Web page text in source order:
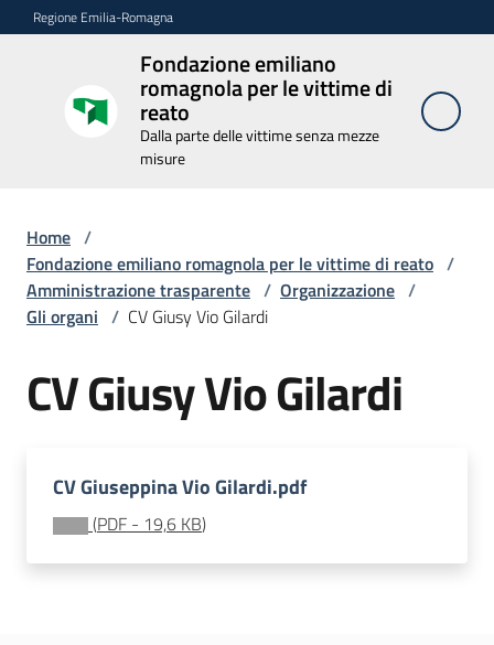
Vai al contenuto
Vai alla navigazione
Vai al footer
Regione Emilia-Romagna
Fondazione emiliano
romagnola per le vittime di
reato
Dalla parte delle vittime senza mezze
misure
Fondazione
emiliano
romagnola
per le
Dalla parte delle
vittime senza
mezze misure
Novità
sostenerci
Home /
Fondazione emiliano romagnola per le vittime di reato /
Amministrazione trasparente / Organizzazione /
Gli organi / CV Giusy Vio Gilardi
CV Giusy Vio Gilardi
CV Giuseppina Vio Gilardi.pdf
(PDF - 19,6 KB)